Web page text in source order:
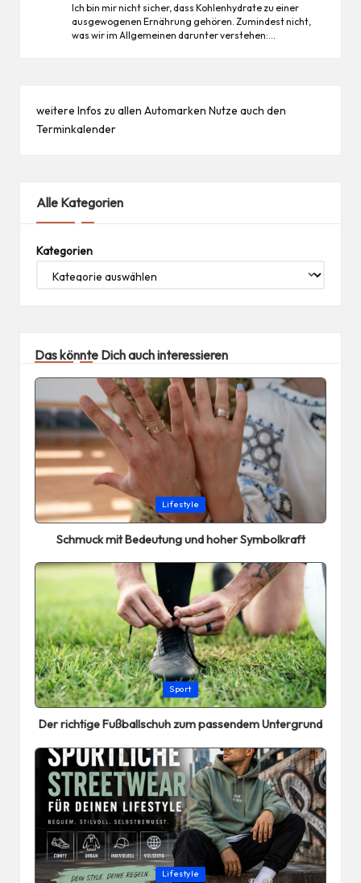
Ich bin mir nicht sicher, dass Kohlenhydrate zu einer
ausgewogenen Ernährung gehören. Zumindest nicht,
was wir im Allgemeinen darunter verstehen:…
weitere Infos zu allen Automarken Nutze auch den
Terminkalender
Alle Kategorien
Kategorien
Das könnte Dich auch interessieren
Posted
in
Lifestyle
Schmuck mit Bedeutung und hoher Symbolkraft
Posted
in
Sport
Der richtige Fußballschuh zum passendem Untergrund
Posted
Lifestyle